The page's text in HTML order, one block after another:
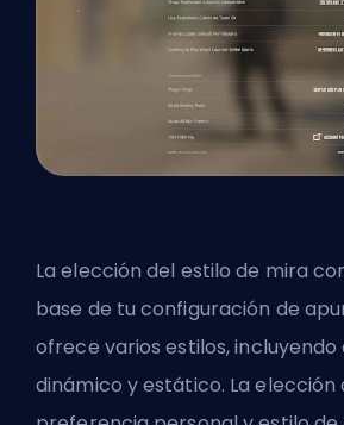
La elección del estilo de mira
base de tu configuración de
ofrece varios estilos, incluyendo
dinámico y estático. La